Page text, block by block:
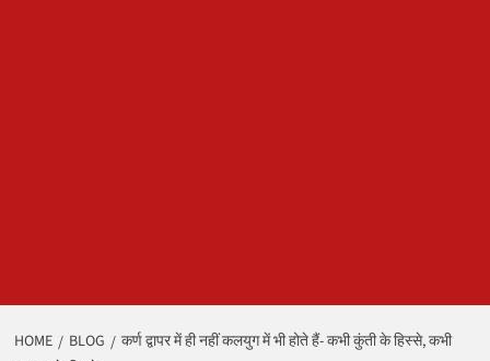
HOME BLOG
कर्ण द्वापर में ही नहीं कलयुग में भी होते हैं- कभी कुंती के हिस्से, कभी